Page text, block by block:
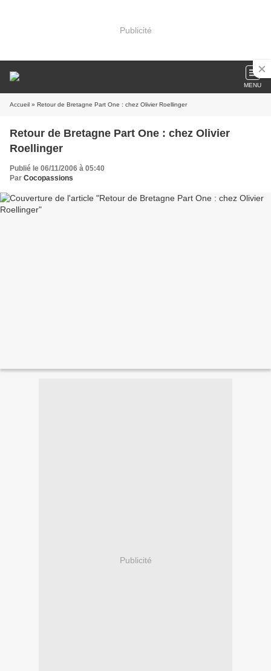
Publicité
MENU
Accueil » Retour de Bretagne Part One : chez Olivier Roellinger
Retour de Bretagne Part One : chez Olivier
Roellinger
Publié le 06/11/2006 à 05:40
Par Cocopassions
Publicité